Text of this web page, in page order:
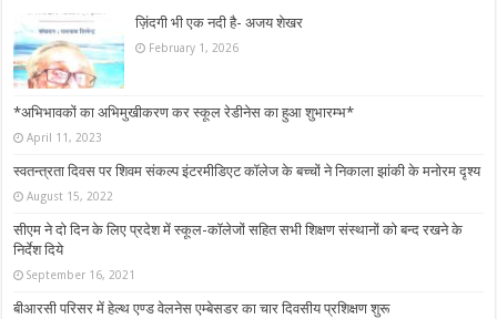
ज़िंदगी भी एक नदी है- अजय शेखर
February 1, 2026
*अभिभावकों का अभिमुखीकरण कर स्कूल रेडीनेस का हुआ शुभारम्भ*
April 11, 2023
स्वतन्त्रता दिवस पर शिवम संकल्प इंटरमीडिएट कॉलेज के बच्चों ने निकाला झांकी के मनोरम दृश्य
August 15, 2022
सीएम ने दो दिन के लिए प्रदेश में स्कूल-कॉलेजों सहित सभी शिक्षण संस्थानों को बन्द रखने के
निर्देश दिये
September 16, 2021
बीआरसी परिसर में हेल्थ एण्ड वेलनेस एम्बेसडर का चार दिवसीय प्रशिक्षण शुरू